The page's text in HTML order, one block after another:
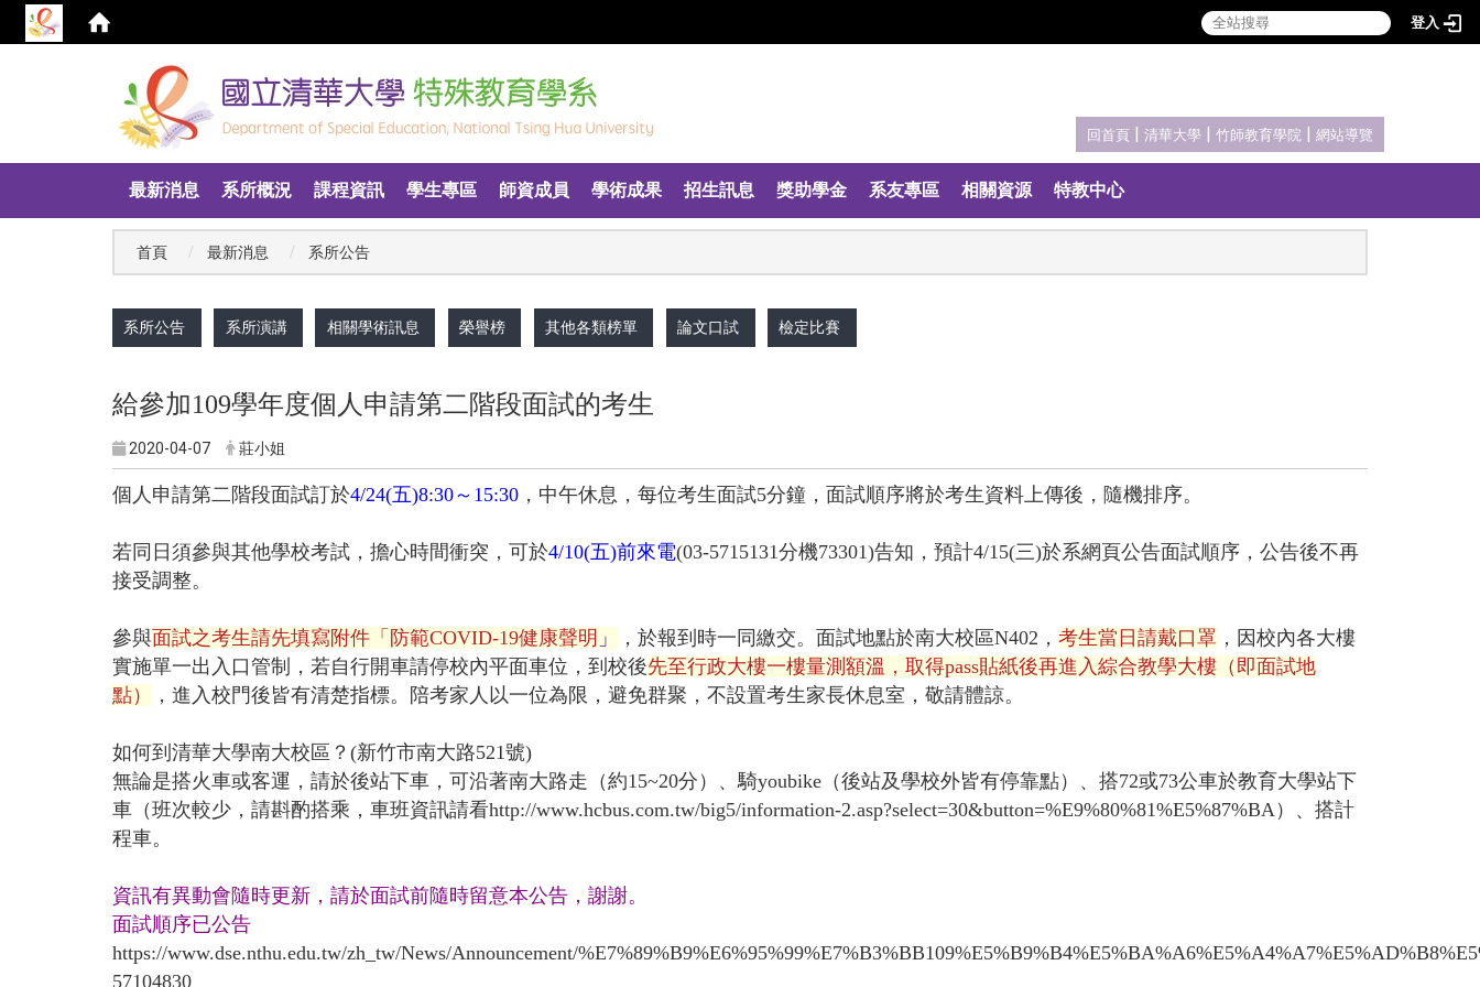
登入
回首頁 | 清華大學 | 竹師教育學院 | 網站導覽
最新消息 系所概況 課程資訊 學生專區 師資成員 學術成果 招生訊息 獎助學金 系友專區 相關資源 特教中心
首頁 最新消息 系所公告
系所公告 系所演講 相關學術訊息 榮譽榜 其他各類榜單 論文口試 檢定比賽
給參加109學年度個人申請第二階段面試的考生
2020-04-07 莊小姐
個人申請第二階段面試訂於4/24(五)8:30～15:30 ，中午休息，每位考生面試5分鐘，面試順序將於考生資料上傳後，隨機排序。
若同日須參與其他學校考試，擔心時間衝突，可於4/10(五)前來電(03-5715131分機73301)告知，預計4/15(三)於系網頁公告面試順序，公告後不再
接受調整。
參與面試之考生請先填寫附件「防範COVID-19健康聲明 」 ，於報到時一同繳交。面試地點於南大校區N402， 考生當日請戴口罩 ，因校內各大樓
實施單一出入口管制，若自行開車請停校內平面車位，到校後先至行政大樓一樓量測額溫，取得pass貼紙後再進入綜合教學大樓（即面試地
點）
，進入校門後皆有清楚指標。陪考家人以一位為限，避免群聚，不設置考生家長休息室，敬請體諒。
如何到清華大學南大校區？(新竹市南大路521號)
無論是搭火車或客運，請於後站下車，可沿著南大路走（約15~20分）、騎youbike（後站及學校外皆有停靠點）、搭72或73公車於教育大學站下
車（班次較少，請斟酌搭乘，車班資訊請看http://www.hcbus.com.tw/big5/information-2.asp?select=30&button=%E9%80%81%E5%87%BA） 、搭計
程車。
資訊有異動會隨時更新，請於面試前隨時留意本公告，謝謝。
面試順序已公告
https://www.dse.nthu.edu.tw/zh_tw/News/Announcement/
57104830